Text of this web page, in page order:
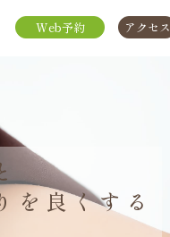
Web予約 アクセス
を良くする